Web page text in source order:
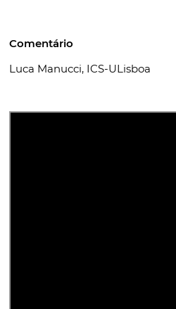
Comentário
Luca Manucci, ICS-ULisboa